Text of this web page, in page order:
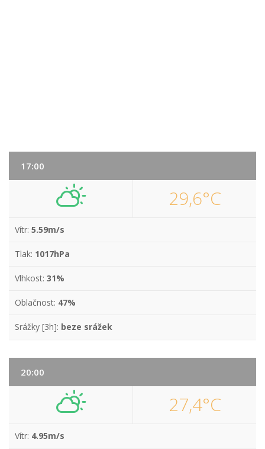
17:00
29,6°C
Vítr: 5.59m/s
Tlak: 1017hPa
Vlhkost: 31%
Oblačnost: 47%
Srážky [3h]: beze srážek
20:00
27,4°C
Vítr: 4.95m/s